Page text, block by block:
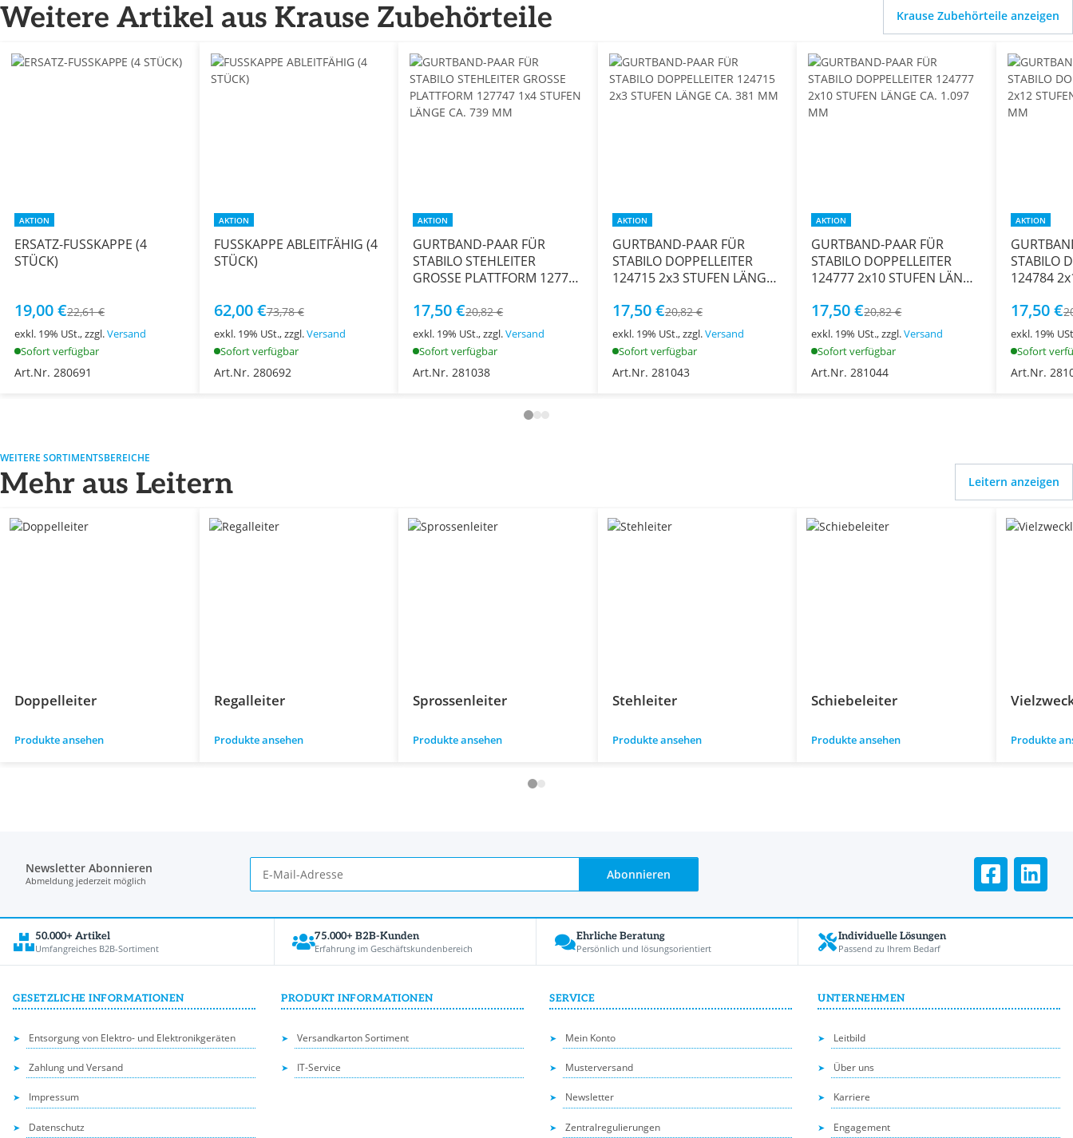
Weitere Artikel aus Krause Zubehörteile Krause Zubehörteile anzeigen
AKTION
ERSATZ-FUSSKAPPE (4
STÜCK)
19,00 €22,61 €
exkl. 19% USt., zzgl.Versand
Sofort verfügbar
Art.Nr. 280691
AKTION
FUSSKAPPE ABLEITFÄHIG (4
STÜCK)
62,00 €73,78 €
exkl. 19% USt., zzgl.Versand
Sofort verfügbar
Art.Nr. 280692
AKTION
GURTBAND-PAAR FÜR
STABILO STEHLEITER
GROSSE PLATTFORM 127747
MM
17,50 €20,82 €
exkl. 19% USt., zzgl.Versand
Sofort verfügbar
Art.Nr. 281038
AKTION
GURTBAND-PAAR FÜR
STABILO DOPPELLEITER
124715 2x3 STUFEN LÄNGE
17,50 €20,82 €
exkl. 19% USt., zzgl.Versand
Sofort verfügbar
Art.Nr. 281043
AKTION
GURTBAND-PAAR FÜR
STABILO DOPPELLEITER
124777 2x10 STUFEN LÄNGE
17,50 €20,82 €
exkl. 19% USt., zzgl.Versand
Sofort verfügbar
Art.Nr. 281044
AKTION
STABILO
124784 2x12 STUFEN LÄNGE
17,50 €
exkl. 19%
Sofort
Art.Nr.
WEITERE SORTIMENTSBEREICHE
Mehr aus Leitern Leitern anzeigen
Doppelleiter
Produkte ansehen
Regalleiter
Produkte ansehen
Sprossenleiter
Produkte ansehen
Stehleiter
Produkte ansehen
Schiebeleiter
Produkte ansehen Produkte
Newsletter Abonnieren
Abmeldung jederzeit möglich Abonnieren
50.000+ Artikel
Umfangreiches B2B-Sortiment
75.000+ B2B-Kunden
Erfahrung im Geschäftskundenbereich
Ehrliche Beratung
Persönlich und lösungsorientiert
Individuelle Lösungen
Passend zu Ihrem Bedarf
GESETZLICHE INFORMATIONEN
Entsorgung von Elektro- und Elektronikgeräten
Zahlung und Versand
Impressum
Datenschutz
PRODUKT INFORMATIONEN
Versandkarton Sortiment
IT-Service
SERVICE
Mein Konto
Musterversand
Newsletter
Zentralregulierungen
UNTERNEHMEN
Leitbild
Über uns
Karriere
Engagement